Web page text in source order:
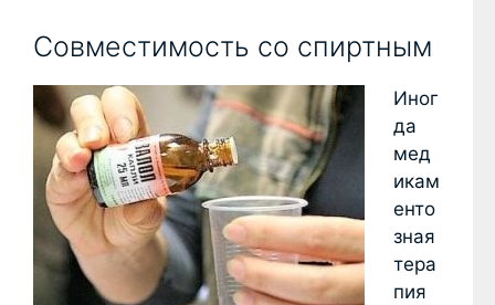
Совместимость со спиртным
Иног
да
мед
икам
енто
зная
тера
пия